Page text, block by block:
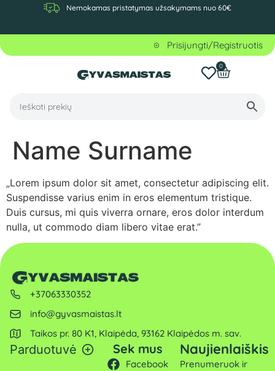
Nemokamas pristatymas užsakymams nuo 60€
Prisijungti/Registruotis
0
Name Surname
„Lorem ipsum dolor sit amet, consectetur adipiscing elit.
Suspendisse varius enim in eros elementum tristique.
Duis cursus, mi quis viverra ornare, eros dolor interdum
nulla, ut commodo diam libero vitae erat.”
+37063330352
info@gyvasmaistas.lt
Taikos pr. 80 K1, Klaipėda, 93162 Klaipėdos m. sav.
Parduotuvė Sek mus
Facebook
Naujienlaiškis
Prenumeruok ir